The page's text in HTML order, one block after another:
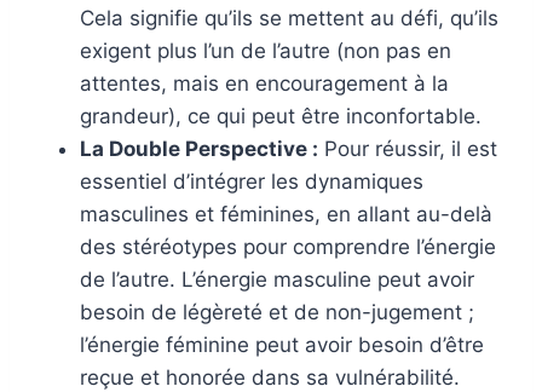
Cela signifie qu’ils se mettent au défi, qu’ils
exigent plus l’un de l’autre (non pas en
attentes, mais en encouragement à la
grandeur), ce qui peut être inconfortable.
La Double Perspective : Pour réussir, il est
essentiel d’intégrer les dynamiques
masculines et féminines, en allant au-delà
des stéréotypes pour comprendre l’énergie
de l’autre. L’énergie masculine peut avoir
besoin de légèreté et de non-jugement ;
l’énergie féminine peut avoir besoin d’être
reçue et honorée dans sa vulnérabilité.